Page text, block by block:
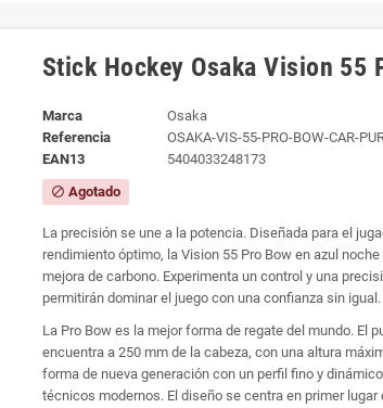
Stick Hockey Osaka Vision 55
Marca
Osaka
Referencia
OSAKA-VIS-55-PRO-BOW-CAR-
EAN13
5404033248173
block Agotado
La precisión se une a la potencia. Diseñada para el
rendimiento óptimo, la Vision 55 Pro Bow en azul
mejora de carbono. Experimenta un control y una
permitirán dominar el juego con una confianza sin igual.
La Pro Bow es la mejor forma de regate del mundo. El
encuentra a 250 mm de la cabeza, con una altura
forma de nueva generación con un perfil fino y
técnicos modernos. El diseño se centra en primer lugar